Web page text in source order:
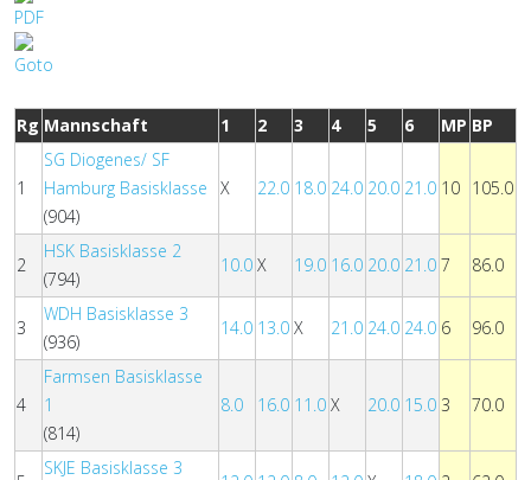
Rg Mannschaft 1 2 3 4 5 6 MP BP
1
SG Diogenes/ SF
Hamburg Basisklasse
(904)
X 22.0 18.0 24.0 20.0 21.0 10 105.0
2
HSK Basisklasse 2
(794)
10.0 X 19.0 16.0 20.0 21.0 7 86.0
3
WDH Basisklasse 3
(936)
14.0 13.0 X 21.0 24.0 24.0 6 96.0
4
Farmsen Basisklasse
1
(814)
8.0 16.0 11.0 X 20.0 15.0 3 70.0
SKJE Basisklasse 3